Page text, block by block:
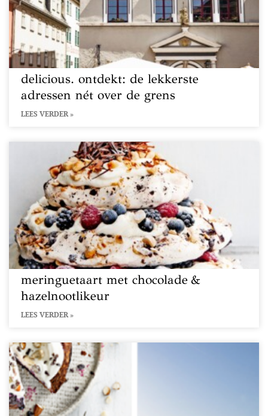
delicious. ontdekt: de lekkerste
adressen nét over de grens
LEES VERDER »
meringuetaart met chocolade &
hazelnootlikeur
LEES VERDER »